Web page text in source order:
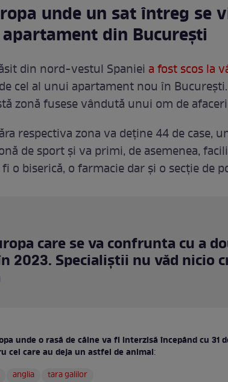
unde un sat întreg se
din Bucureşti
din nord-vestul Spaniei a fost scos la
cel al unui apartament nou în
zonă fusese vândută unui om de
respectiva zona va deține 44 de case,
de sport și va primi, de asemenea,
o biserică, o farmacie dar și o secție de
care se va confrunta cu a
2023. Specialiștii nu văd nicio
unde o rasă de câine va fi interzisă începând cu 31
cei care au deja un astfel de animal:
anglia tara galilor